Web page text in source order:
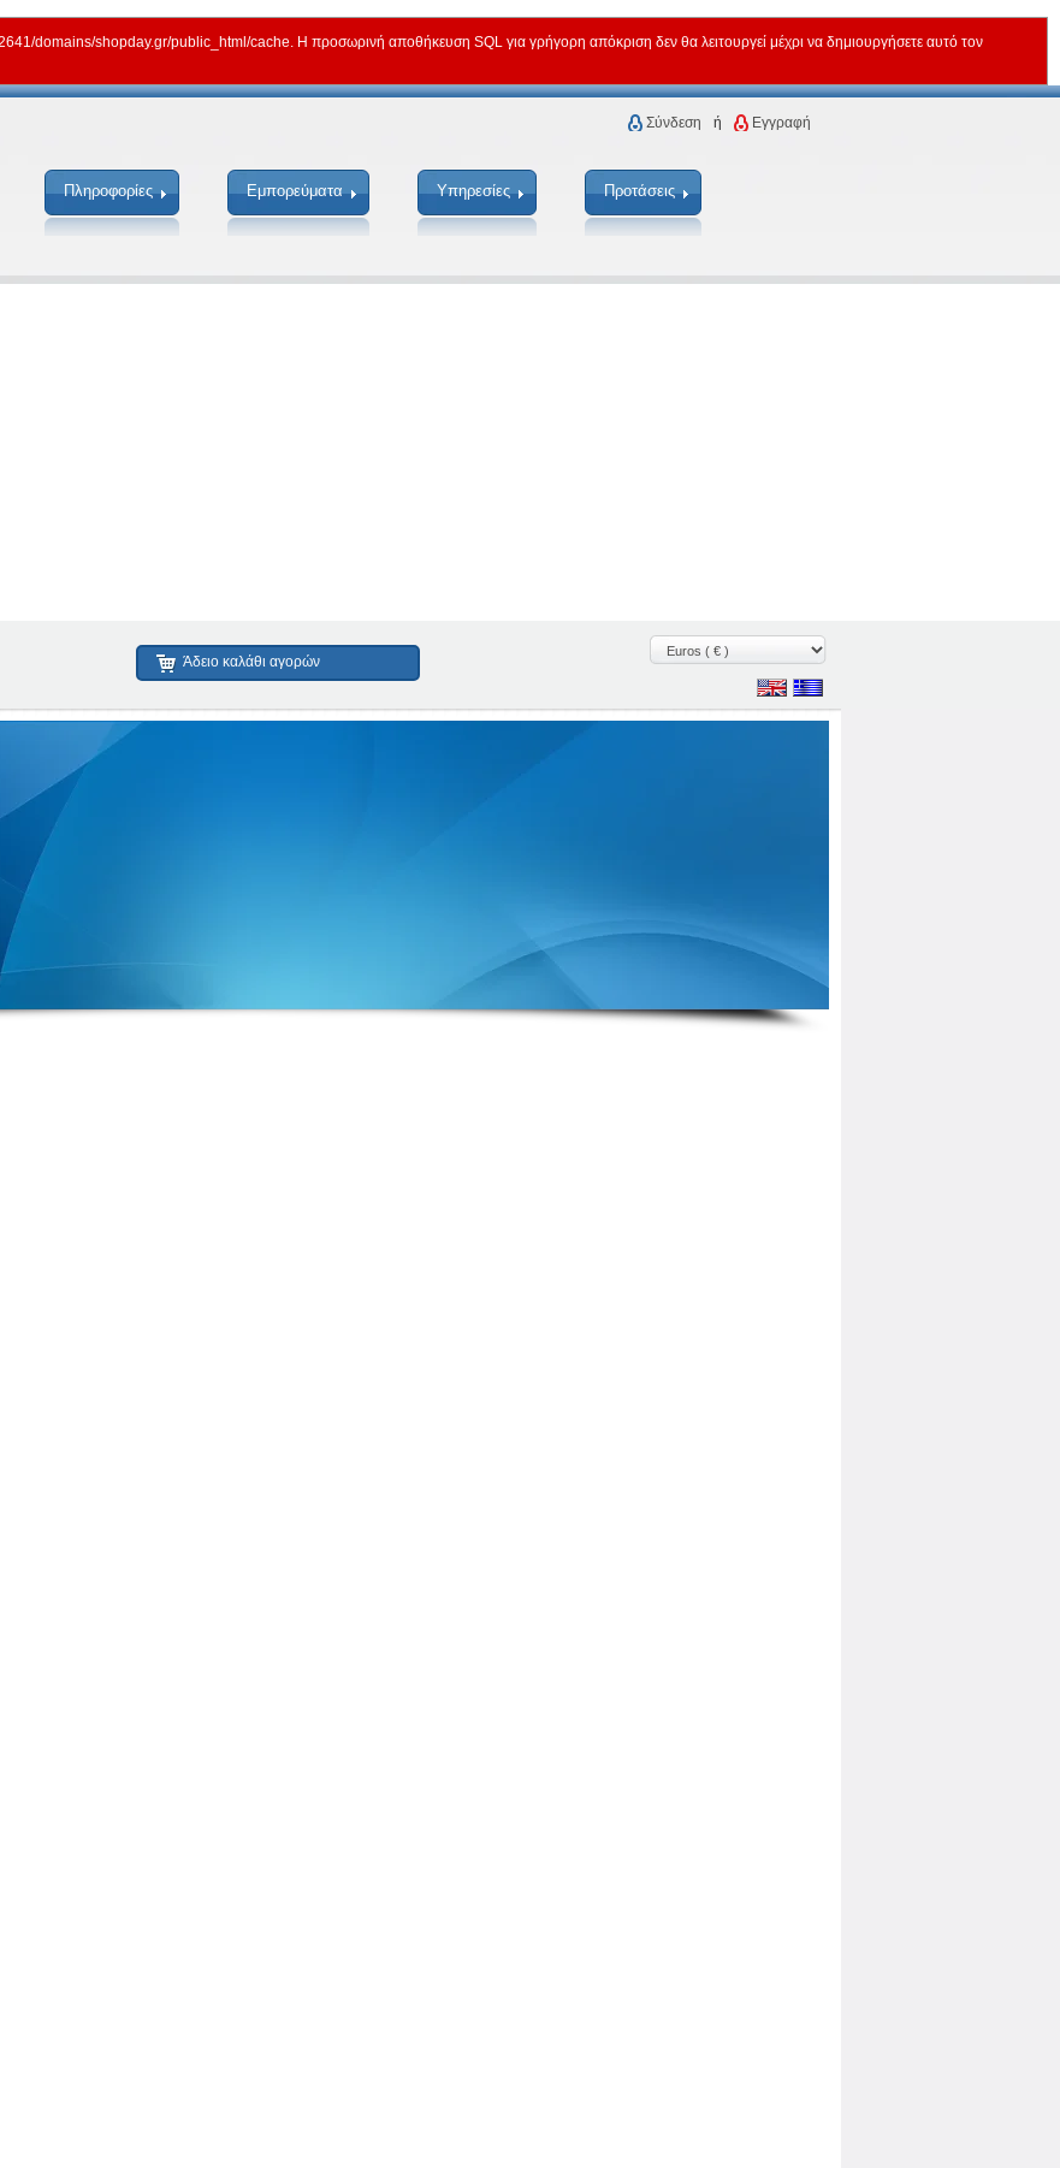
domains/shopday.gr/public_html/cache. Η προσωρινή αποθήκευση SQL για γρήγορη απόκριση δεν θα λειτουργεί μέχρι να δημιουργήσετε αυτό τον
Σύνδεση ή Εγγραφή
Πληροφορίες Εμπορεύματα Υπηρεσίες Προτάσεις
Άδειο καλάθι αγορών